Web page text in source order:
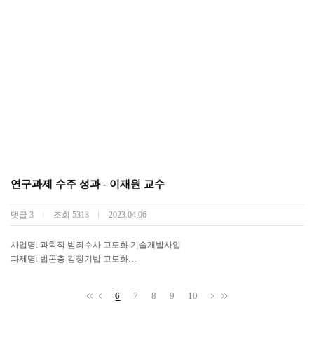
연구과제 수주 성과 - 이재원 교수
댓글 3 조회 5313 2023.04.06
사업명: 과학적 범죄수사 고도화 기술개발사업
과제명: 법곤충 감정기법 고도화
6 7 8 9 10